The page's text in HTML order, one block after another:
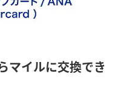
マイルに交換でき